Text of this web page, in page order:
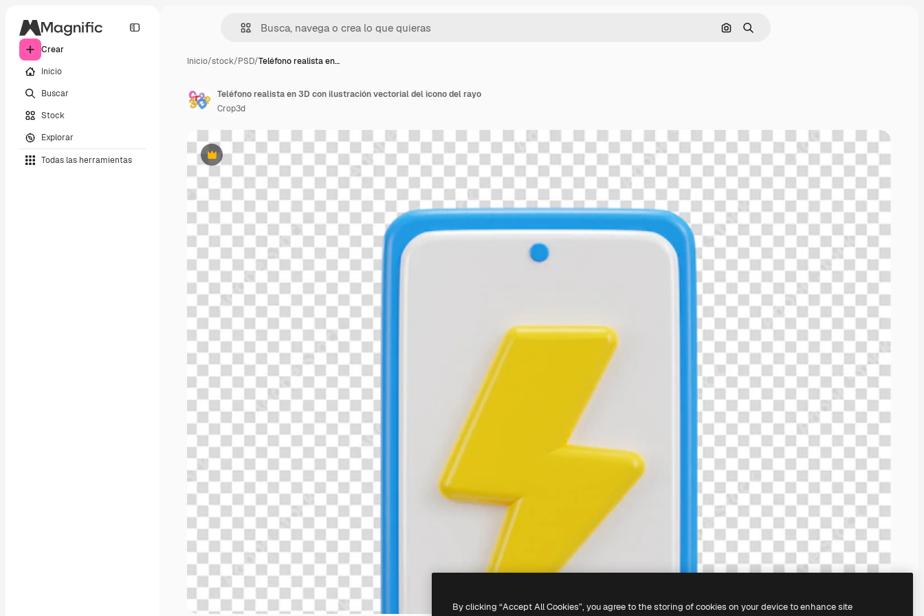
Crear
Inicio
Buscar
Stock
Explorar
Todas las herramientas
Buscar por imagen
Buscar
Inicio/stock/PSD/Teléfono realista en…
Premium
Teléfono realista en 3D con ilustración vectorial del icono del rayo
Crop3d
By clicking “Accept All Cookies”, you agree to the storing of cookies on your device to enhance site